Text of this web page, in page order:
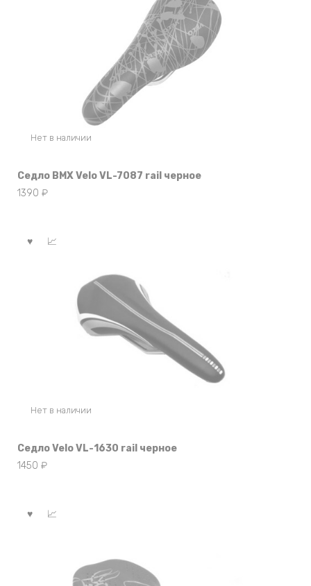
Нет в наличии
Седло BMX Velo VL-7087 rail черное
1390 ₽
Нет в наличии
Седло Velo VL-1630 rail черное
1450 ₽